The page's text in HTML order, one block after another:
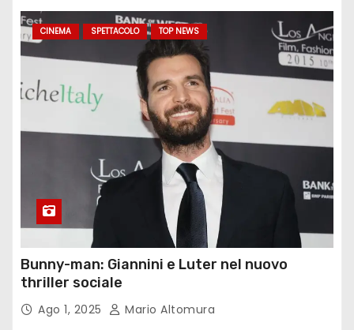
CINEMA SPETTACOLO TOP NEWS
Bunny-man: Giannini e Luter nel nuovo
thriller sociale
Ago 1, 2025 Mario Altomura